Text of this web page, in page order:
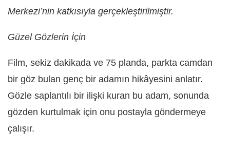
Merkezi’nin katkısıyla gerçekleştirilmiştir.
Güzel Gözlerin İçin
Film, sekiz dakikada ve 75 planda, parkta camdan
bir göz bulan genç bir adamın hikâyesini anlatır.
Gözle saplantılı bir ilişki kuran bu adam, sonunda
gözden kurtulmak için onu postayla göndermeye
çalışır.